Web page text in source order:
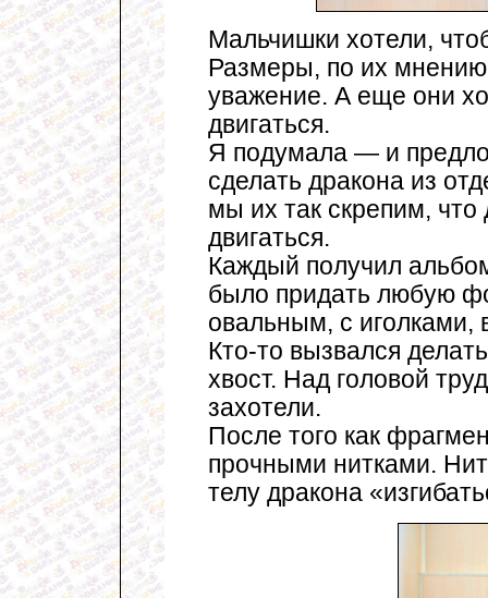
Мальчишки хотели,
Размеры, по их
уважение. А еще они
двигаться.
Я подумала — и
сделать дракона из
мы их так скрепим, что
двигаться.
Каждый получил
было придать любую
овальным, с иголками,
Кто-то вызвался
хвост. Над головой
захотели.
После того как
прочными нитками.
телу дракона